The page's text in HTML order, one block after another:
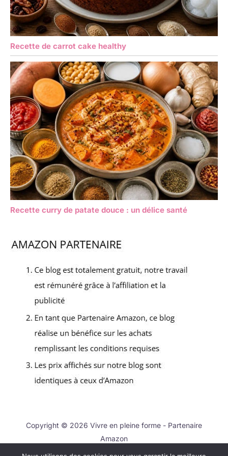
Recette de carrot cake healthy
Recette curry de patate douce : un délice santé
Copyright © 2026 Vivre en pleine forme - Partenaire
Amazon